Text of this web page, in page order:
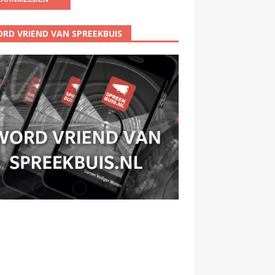
VRIEND VAN SPREEKBUIS